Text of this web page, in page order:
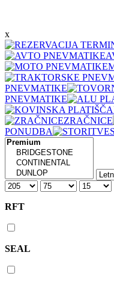
x
PNEVMATIKE
PNEVMATIKE
ZRAČNICE
PONUDBA
RFT
SEAL